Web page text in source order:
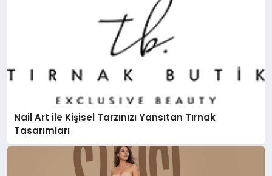
Nail Art ile Kişisel Tarzınızı Yansıtan Tırnak
Tasarımları